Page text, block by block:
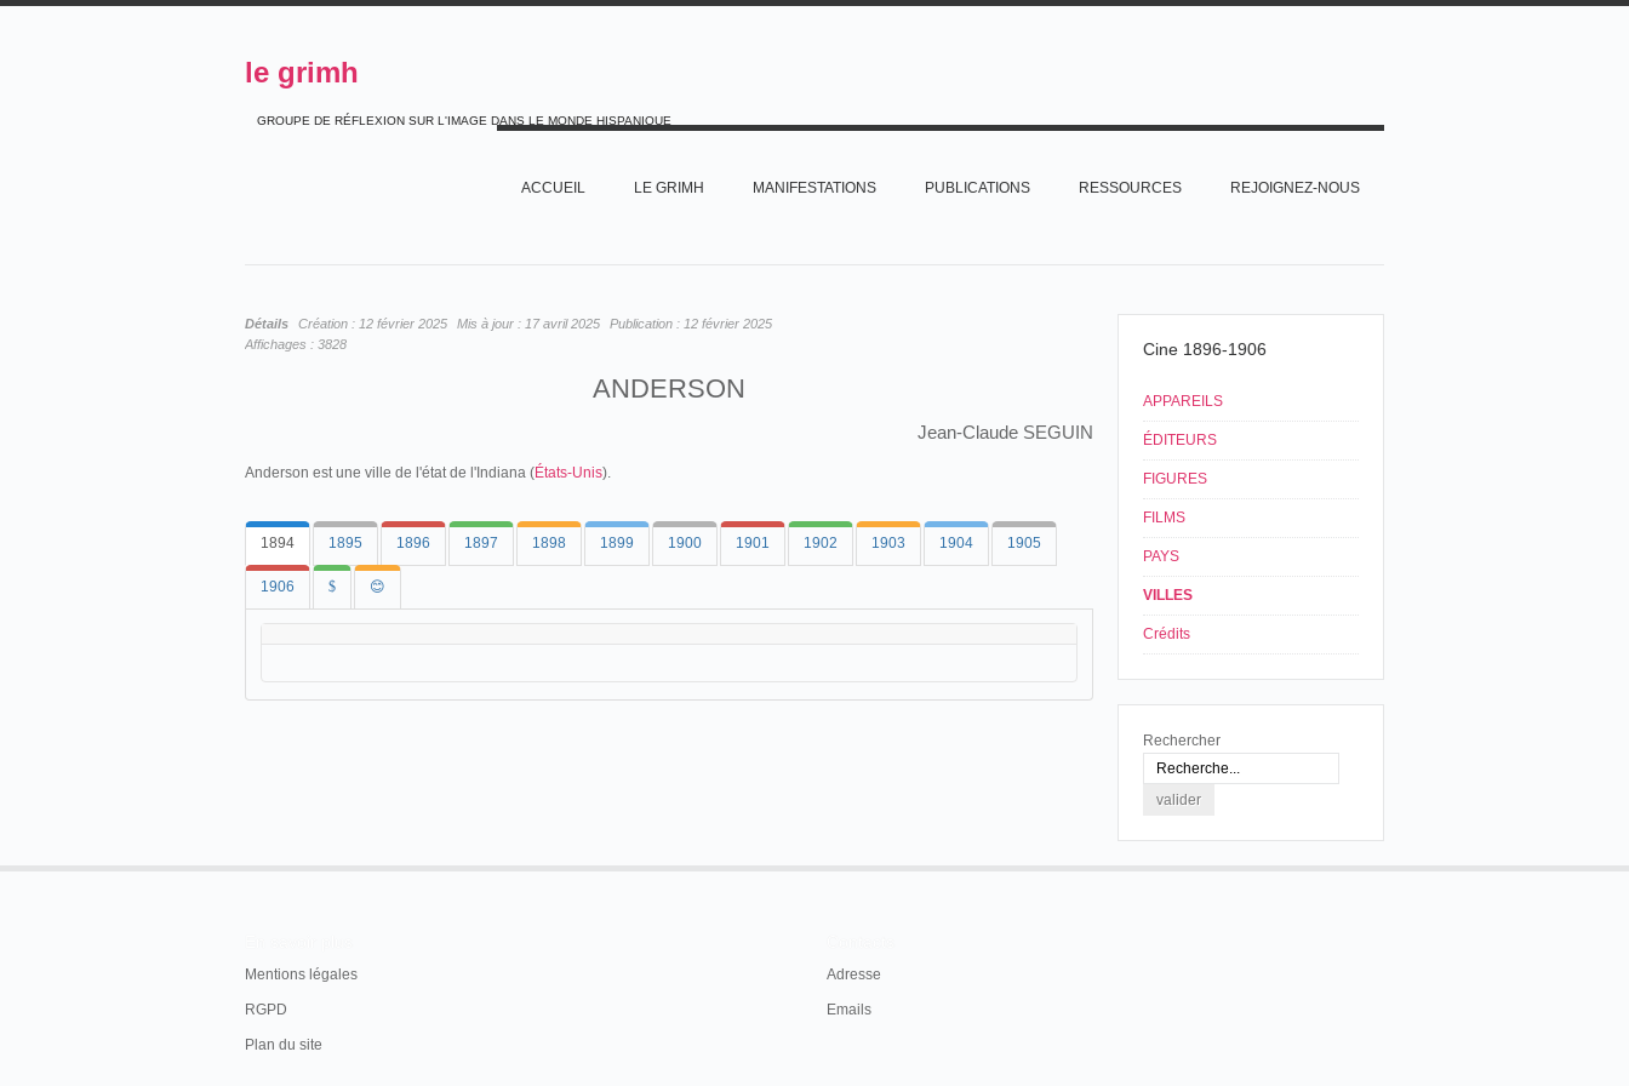
le grimh
GROUPE DE RÉFLEXION SUR L'IMAGE DANS LE MONDE HISPANIQUE
ACCUEIL LE GRIMH MANIFESTATIONS PUBLICATIONS RESSOURCES REJOIGNEZ-NOUS
Détails Création : 12 février 2025 Mis à jour : 17 avril 2025 Publication : 12 février 2025
Affichages : 3828
ANDERSON
Jean-Claude SEGUIN
Anderson est une ville de l'état de l'Indiana (États-Unis).
1894 1895 1896 1897 1898 1899 1900 1901 1902 1903 1904 1905
1906 $ 😊
Cine 1896-1906
APPAREILS
ÉDITEURS
FIGURES
FILMS
PAYS
VILLES
Crédits
Rechercher
Mentions légales
RGPD
Plan du site
Adresse
Emails